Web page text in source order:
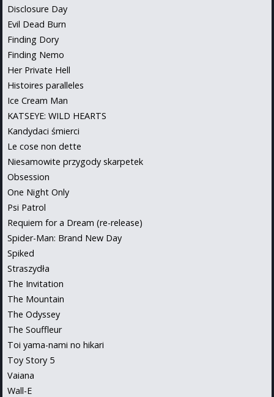
Disclosure Day
Evil Dead Burn
Finding Dory
Finding Nemo
Her Private Hell
Histoires paralleles
Ice Cream Man
KATSEYE: WILD HEARTS
Kandydaci śmierci
Le cose non dette
Niesamowite przygody skarpetek
Obsession
One Night Only
Psi Patrol
Requiem for a Dream (re-release)
Spider-Man: Brand New Day
Spiked
Straszydła
The Invitation
The Mountain
The Odyssey
The Souffleur
Toi yama-nami no hikari
Toy Story 5
Vaiana
Wall-E